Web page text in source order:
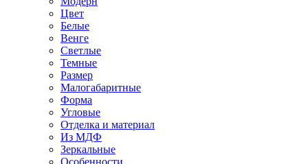
Цвет
Белые
Венге
Светлые
Темные
Размер
Малогабаритные
Форма
Угловые
Отделка и материал
Из МДФ
Зеркальные
Особенности